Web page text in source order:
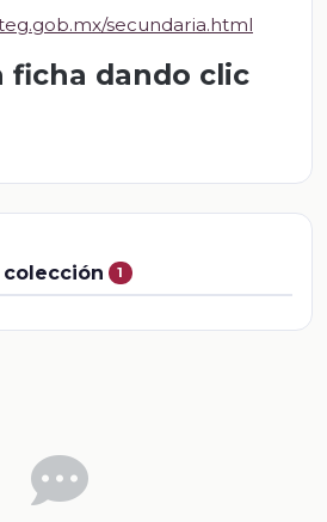
secundaria.html
ficha dando clic
colección 1